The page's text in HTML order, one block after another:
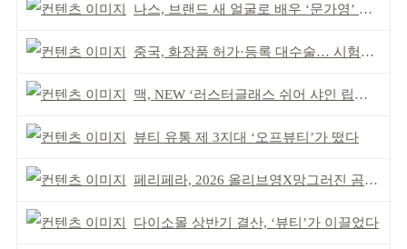
나스, 브랜드 새 얼굴로 배우 ‘문가영’ 발탁
중국, 화장품 허가·등록 대수술… 시험자료 공용 허용
맥, NEW ‘러스터글래스 쉬어 샤인 립스틱’ 출시
뷰티 유통 제 3지대 ‘오프뷰티’가 떴다
페리페라, 2026 올리브영X망그러진 곰 콜라보
다이소몰 상반기 결산, ‘뷰티’가 이끌었다